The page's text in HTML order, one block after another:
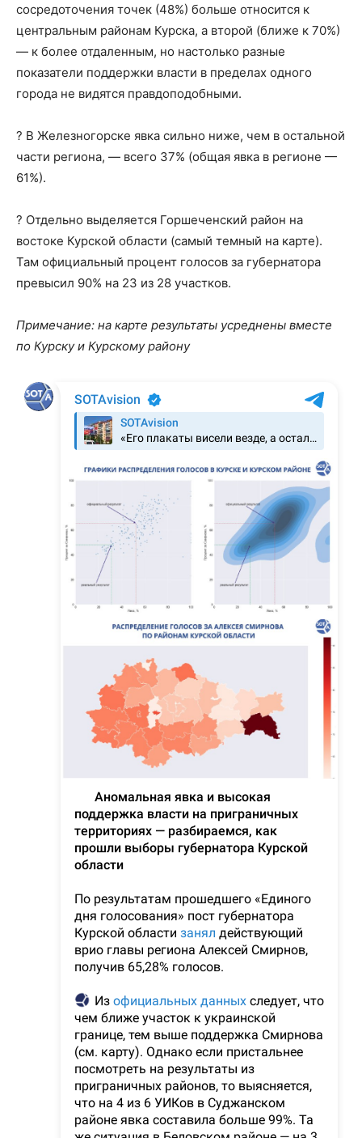
сосредоточения точек (48%) больше относится к
центральным районам Курска, а второй (ближе к 70%)
— к более отдаленным, но настолько разные
показатели поддержки власти в пределах одного
города не видятся правдоподобными.
? В Железногорске явка сильно ниже, чем в остальной
части региона, — всего 37% (общая явка в регионе —
61%).
? Отдельно выделяется Горшеченский район на
востоке Курской области (самый темный на карте).
Там официальный процент голосов за губернатора
превысил 90% на 23 из 28 участков.
Примечание: на карте результаты усреднены вместе
по Курску и Курскому району